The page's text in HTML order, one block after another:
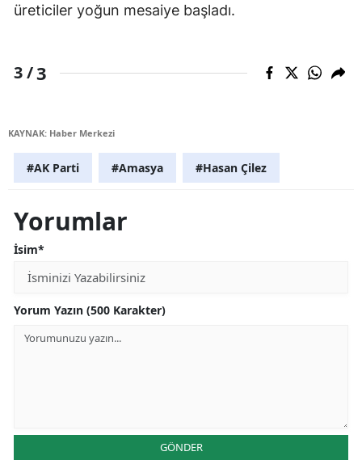
üreticiler yoğun mesaiye başladı.
3 /3
KAYNAK: Haber Merkezi
#AK Parti #Amasya #Hasan Çilez
Yorumlar
İsim*
Yorum Yazın (500 Karakter)
GÖNDER